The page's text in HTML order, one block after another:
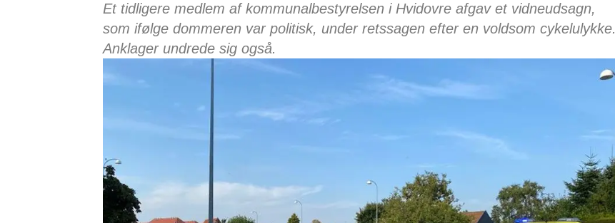
Et tidligere medlem af kommunalbestyrelsen i Hvidovre afgav et vidneudsagn,
som ifølge dommeren var politisk, under retssagen efter en voldsom cykelulykke.
Anklager undrede sig også.